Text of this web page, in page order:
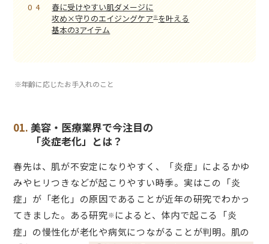
04
春に受けやすい肌ダメージに
攻め×守りのエイジングケア※を叶える
基本の3アイテム
※年齢に応じたお手入れのこと
01. 美容・医療業界で今注目の
「炎症老化」とは？
春先は、肌が不安定になりやすく、「炎症」によるかゆ
みやヒリつきなどが起こりやすい時季。実はこの「炎
症」が「老化」の原因であることが近年の研究でわかっ
てきました。ある研究※ によると、体内で起こる「炎
症」の慢性化が老化や病気につながることが判明。肌の